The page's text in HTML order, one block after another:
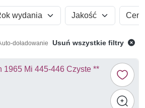
wydania Jakość Cena
doładowanie Usuń wszystkie filtry